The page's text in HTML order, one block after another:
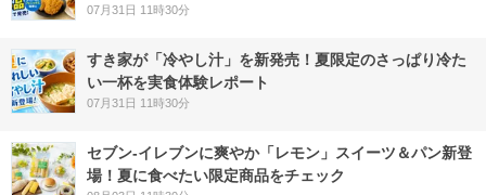
07月31日 11時30分
すき家が「冷やし汁」を新発売！夏限定のさっぱり冷た
い一杯を実食体験レポート
07月31日 11時30分
セブン‐イレブンに爽やか「レモン」スイーツ＆パン新登
場！夏に食べたい限定商品をチェック